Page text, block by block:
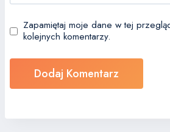
Zapamiętaj moje dane w tej
kolejnych komentarzy.